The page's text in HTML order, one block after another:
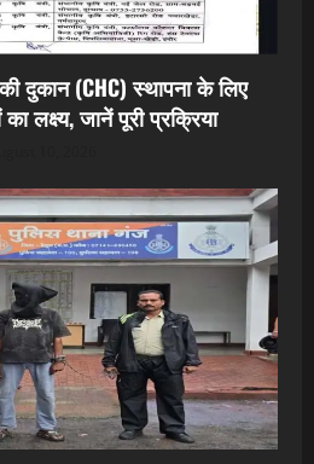
दुकान (CHC) स्थापना के लिए
लक्ष्य, जानें पूरी प्रक्रिया